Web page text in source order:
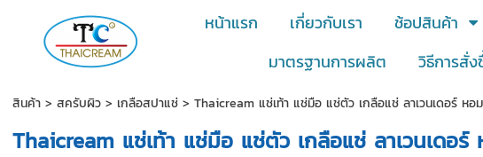
หน้าแรก เกี่ยวกับเรา ช้อปสินค้า
มาตรฐานการผลิต
วิธีการสั่ง
สินค้า> สครับผิว> เกลือสปาแช่> Thaicream แช่เท้า แช่มือ แช่ตัว เกลือแช่ ลาเวนเดอร์ ห
Thaicream แช่เท้า แช่มือ แช่ตัว เกลือแช่ ลาเวนเดอ